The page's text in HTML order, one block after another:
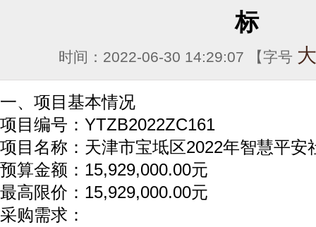
标
时间：2022-06-30 14:29:07 【字号 大
一、项目基本情况
项目编号：YTZB2022ZC161
项目名称：天津市宝坻区2022年智慧平安
预算金额：15,929,000.00元
最高限价：15,929,000.00元
采购需求：